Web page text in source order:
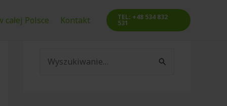
całej Polsce Kontakt TEL: +48 534 832
531